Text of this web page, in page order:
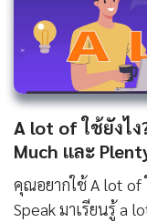
A lot of ใช้ยังไง
Much และ
คุณอยากใช้ A lot of
Speak มาเรียนรู้ a